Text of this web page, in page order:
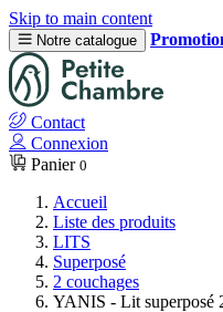
Skip to main content
Notre catalogue
Contact
Connexion
Panier 0
Accueil
Liste des produits
LITS
Superposé
2 couchages
YANIS - Lit superposé